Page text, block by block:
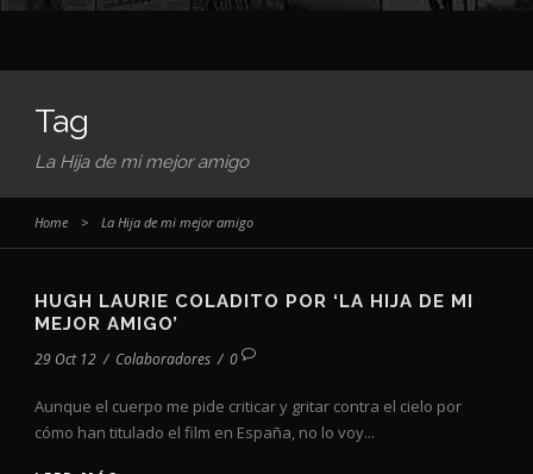
Tag
La Hija de mi mejor amigo
Home > La Hija de mi mejor amigo
HUGH LAURIE COLADITO POR ‘LA HIJA DE MI
MEJOR AMIGO’
29 Oct 12 / Colaboradores / 0
Aunque el cuerpo me pide criticar y gritar contra el cielo por
cómo han titulado el film en España, no lo voy...